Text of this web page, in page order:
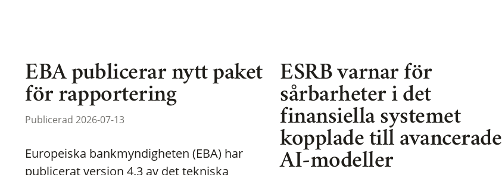
EBA publicerar nytt paket
för rapportering
Publicerad 2026-07-13
Europeiska bankmyndigheten (EBA) har
publicerat version 4.3 av det tekniska
ESRB varnar för
sårbarheter i det
finansiella systemet
kopplade till avancerade
AI-modeller